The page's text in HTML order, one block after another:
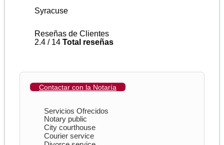
Syracuse
Reseñas de Clientes
2.4 / 14 Total reseñas
Contactar con la Notaría
Servicios Ofrecidos
Notary public
City courthouse
Courier service